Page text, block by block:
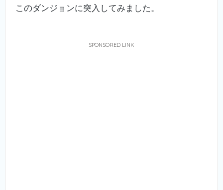
このダンジョンに突入してみました。
SPONSORED LINK